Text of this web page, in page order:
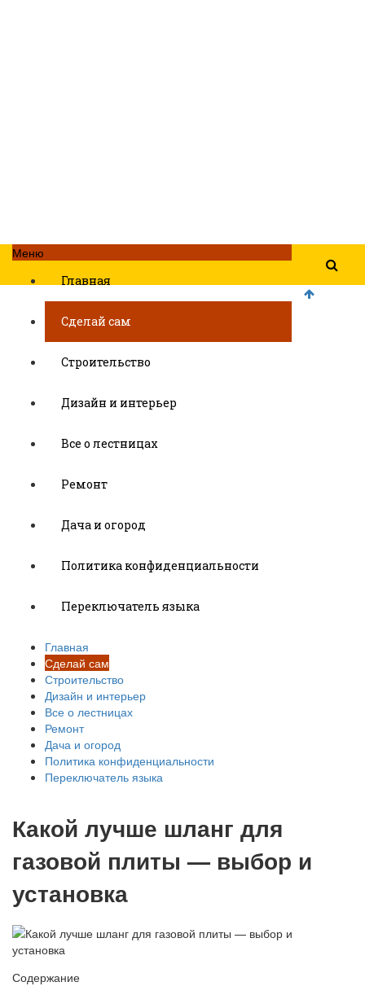
Меню
Главная
Сделай сам
Строительство
Дизайн и интерьер
Все о лестницах
Ремонт
Дача и огород
Политика конфиденциальности
Переключатель языка
Главная
Сделай сам
Строительство
Дизайн и интерьер
Все о лестницах
Ремонт
Дача и огород
Политика конфиденциальности
Переключатель языка
Какой лучше шланг для
газовой плиты — выбор и
установка
Содержание